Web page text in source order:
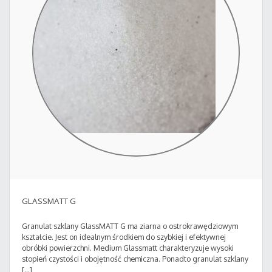
GLASSMATT G
Granulat szklany GlassMATT G ma ziarna o ostrokrawędziowym
kształcie. Jest on idealnym środkiem do szybkiej i efektywnej
obróbki powierzchni. Medium Glassmatt charakteryzuje wysoki
stopień czystości i obojętność chemiczna. Ponadto granulat szklany
[…]